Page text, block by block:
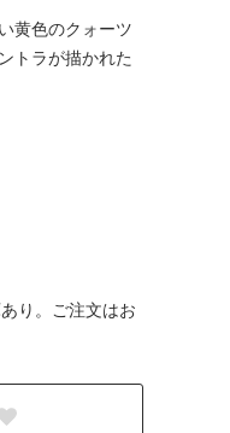
黄色のクォーツ
トラが描かれた
り。ご注文はお